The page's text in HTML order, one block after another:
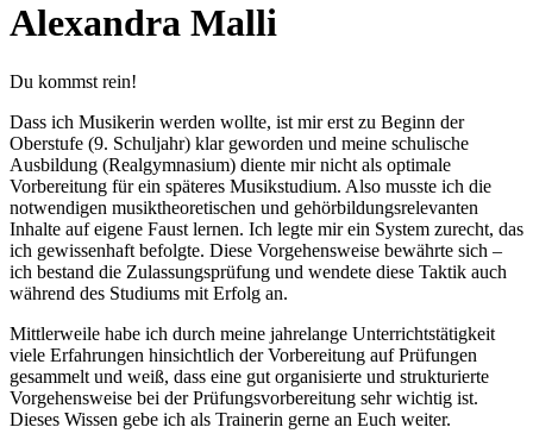
Alexandra Malli
Du kommst rein!
Dass ich Musikerin werden wollte, ist mir erst zu Beginn der
Oberstufe (9. Schuljahr) klar geworden und meine schulische
Ausbildung (Realgymnasium) diente mir nicht als optimale
Vorbereitung für ein späteres Musikstudium. Also musste ich die
notwendigen musiktheoretischen und gehörbildungsrelevanten
Inhalte auf eigene Faust lernen. Ich legte mir ein System zurecht, das
ich gewissenhaft befolgte. Diese Vorgehensweise bewährte sich –
ich bestand die Zulassungsprüfung und wendete diese Taktik auch
während des Studiums mit Erfolg an.
Mittlerweile habe ich durch meine jahrelange Unterrichtstätigkeit
viele Erfahrungen hinsichtlich der Vorbereitung auf Prüfungen
gesammelt und weiß, dass eine gut organisierte und strukturierte
Vorgehensweise bei der Prüfungsvorbereitung sehr wichtig ist.
Dieses Wissen gebe ich als Trainerin gerne an Euch weiter.